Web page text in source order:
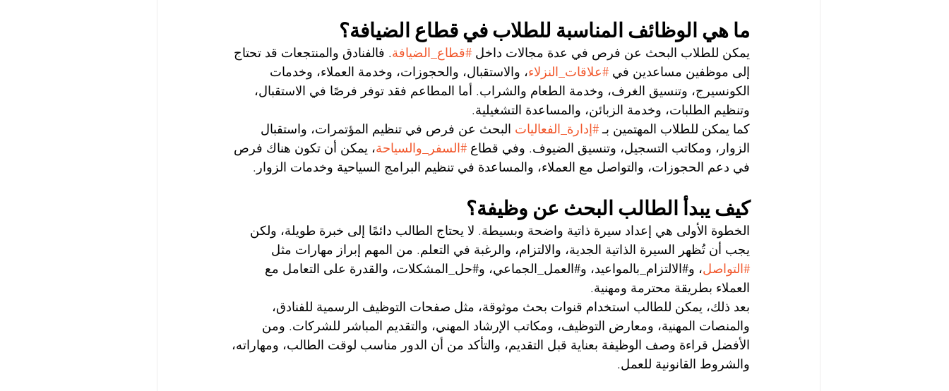
ما هي الوظائف المناسبة للطلاب في قطاع الضيافة؟
يمكن للطلاب البحث عن فرص في عدة مجالات داخل #قطاع_الضيافة. فالفنادق والمنتجعات قد تحتاج
إلى موظفين مساعدين في #علاقات_النزلاء، والاستقبال، والحجوزات، وخدمة العملاء، وخدمات
الكونسيرج، وتنسيق الغرف، وخدمة الطعام والشراب. أما المطاعم فقد توفر فرصًا في الاستقبال،
وتنظيم الطلبات، وخدمة الزبائن، والمساعدة التشغيلية.
كما يمكن للطلاب المهتمين بـ #إدارة_الفعاليات البحث عن فرص في تنظيم المؤتمرات، واستقبال
الزوار، ومكاتب التسجيل، وتنسيق الضيوف. وفي قطاع #السفر_والسياحة، يمكن أن تكون هناك فرص
في دعم الحجوزات، والتواصل مع العملاء، والمساعدة في تنظيم البرامج السياحية وخدمات الزوار.
كيف يبدأ الطالب البحث عن وظيفة؟
الخطوة الأولى هي إعداد سيرة ذاتية واضحة وبسيطة. لا يحتاج الطالب دائمًا إلى خبرة طويلة، ولكن
يجب أن تُظهر السيرة الذاتية الجدية، والالتزام، والرغبة في التعلم. من المهم إبراز مهارات مثل
#التواصل، و#الالتزام_بالمواعيد، و#العمل_الجماعي، و#حل_المشكلات، والقدرة على التعامل مع
العملاء بطريقة محترمة ومهنية.
بعد ذلك، يمكن للطالب استخدام قنوات بحث موثوقة، مثل صفحات التوظيف الرسمية للفنادق،
والمنصات المهنية، ومعارض التوظيف، ومكاتب الإرشاد المهني، والتقديم المباشر للشركات. ومن
الأفضل قراءة وصف الوظيفة بعناية قبل التقديم، والتأكد من أن الدور مناسب لوقت الطالب، ومهاراته،
والشروط القانونية للعمل.